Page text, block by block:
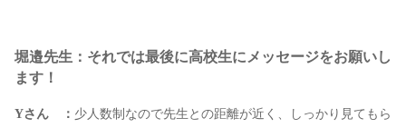
堀邉先生：それでは最後に高校生にメッセージをお願いし
ます！
Yさん ： 少人数制なので先生との距離が近く、しっかり見てもら